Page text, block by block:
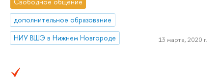
Свободное общение
дополнительное образование
НИУ ВШЭ в Нижнем Новгороде
13 марта, 2020 г.